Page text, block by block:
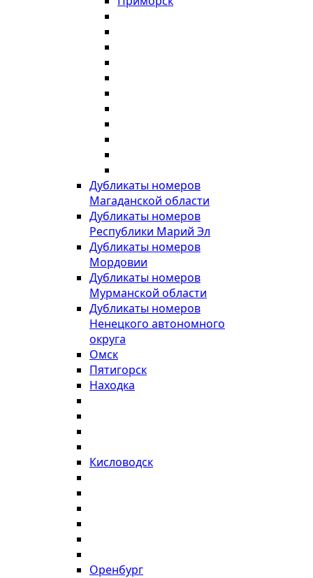
Дубликаты номеров
Магаданской области
Дубликаты номеров
Республики Марий Эл
Дубликаты номеров
Мордовии
Дубликаты номеров
Мурманской области
Дубликаты номеров
Ненецкого автономного
округа
Омск
Пятигорск
Находка
Кисловодск
Оренбург